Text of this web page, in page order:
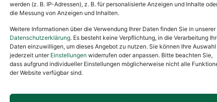
werden (z. B. IP-Adressen), z. B. für personalisierte Anzeigen und Inhalte
die Messung von Anzeigen und Inhalten.
Weitere Informationen über die Verwendung Ihrer Daten finden Sie in unserer
Datenschutzerklärung. Es besteht keine Verpflichtung, in die Verarbeitung
Daten einzuwilligen, um dieses Angebot zu nutzen. Sie können Ihre Auswahl
jederzeit unter Einstellungen widerrufen oder anpassen. Bitte beachten Sie,
dass aufgrund individueller Einstellungen möglicherweise nicht alle
der Website verfügbar sind.